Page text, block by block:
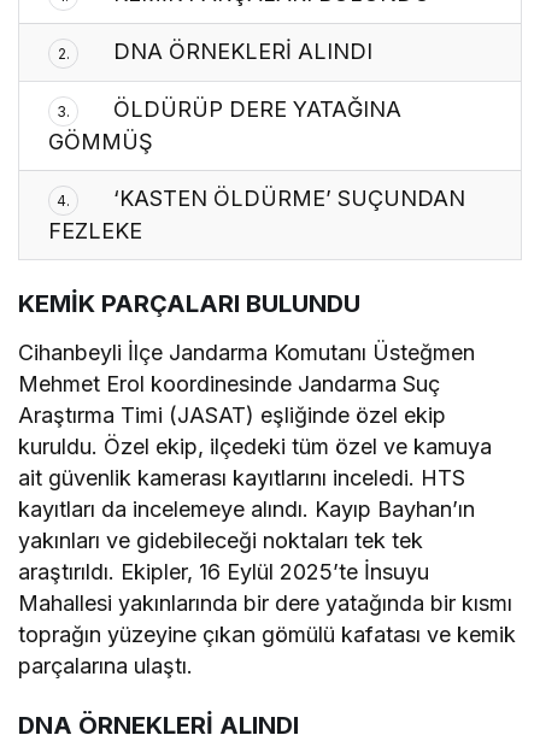
2. DNA ÖRNEKLERİ ALINDI
3.
ÖLDÜRÜP DERE YATAĞINA
GÖMMÜŞ
4.
‘KASTEN ÖLDÜRME’ SUÇUNDAN
FEZLEKE
KEMİK PARÇALARI BULUNDU
Cihanbeyli İlçe Jandarma Komutanı Üsteğmen
Mehmet Erol koordinesinde Jandarma Suç
Araştırma Timi (JASAT) eşliğinde özel ekip
kuruldu. Özel ekip, ilçedeki tüm özel ve kamuya
ait güvenlik kamerası kayıtlarını inceledi. HTS
kayıtları da incelemeye alındı. Kayıp Bayhan’ın
yakınları ve gidebileceği noktaları tek tek
araştırıldı. Ekipler, 16 Eylül 2025’te İnsuyu
Mahallesi yakınlarında bir dere yatağında bir kısmı
toprağın yüzeyine çıkan gömülü kafatası ve kemik
parçalarına ulaştı.
DNA ÖRNEKLERİ ALINDI